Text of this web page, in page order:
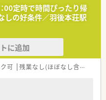
00定時で時間ぴったり帰
しの好条件／羽後本荘駅
に追加
可 残業なし(ほぼなし含む)